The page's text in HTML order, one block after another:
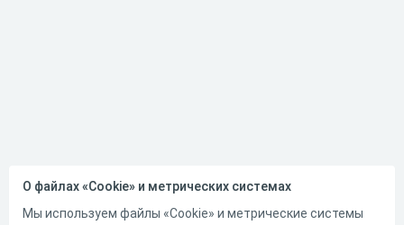
О файлах «Cookie» и метрических системах
Мы используем файлы «Cookie» и метрические системы